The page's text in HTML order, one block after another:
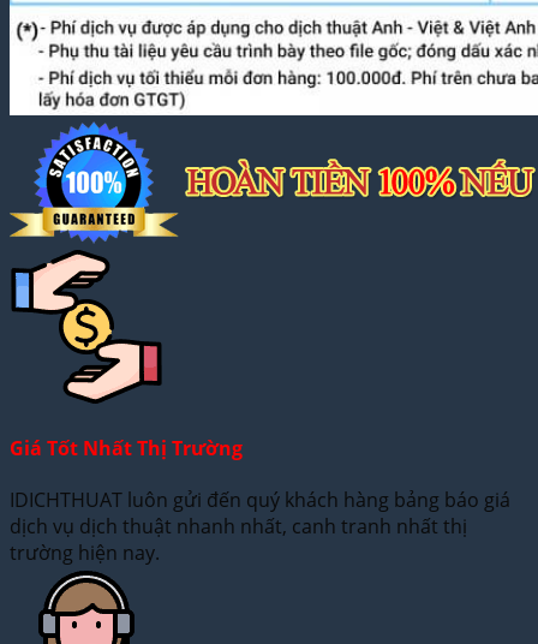
Giá Tốt Nhất Thị Trường
IDICHTHUAT luôn gửi đến quý khách hàng bảng báo giá
dịch vụ dịch thuật nhanh nhất, canh tranh nhất thị
trường hiện nay.